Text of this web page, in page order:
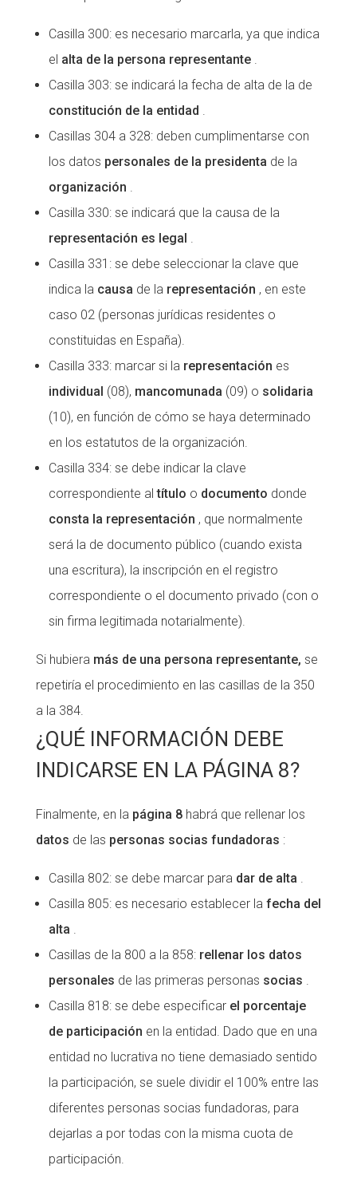
Casilla 300: es necesario marcarla, ya que indica
el alta de la persona representante.
Casilla 303: se indicará la fecha de alta de la de
constitución de la entidad .
Casillas 304 a 328: deben cumplimentarse con
los datos personales de la presidenta de la
organización .
Casilla 330: se indicará que la causa de la
representación es legal .
Casilla 331: se debe seleccionar la clave que
indica la causa de la representación , en este
caso 02 (personas jurídicas residentes o
constituidas en España).
Casilla 333: marcar si la representación es
individual (08), mancomunada (09) o solidaria
(10), en función de cómo se haya determinado
en los estatutos de la organización.
Casilla 334: se debe indicar la clave
correspondiente altítulo o documento donde
consta la representación , que normalmente
será la de documento público (cuando exista
una escritura), la inscripción en el registro
correspondiente o el documento privado (con o
sin firma legitimada notarialmente).
Si hubiera más de una persona representante, se
repetiría el procedimiento en las casillas de la 350
a la 384.
¿QUÉ INFORMACIÓN DEBE
INDICARSE EN LA PÁGINA 8?
Finalmente, en la página 8habrá que rellenar los
datos de las personas socias fundadoras :
Casilla 802: se debe marcar para dar de alta .
Casilla 805: es necesario establecer la fecha del
alta .
Casillas de la 800 a la 858: rellenar los datos
personales de las primeras personas socias .
Casilla 818: se debe especificar el porcentaje
de participación en la entidad. Dado que en una
entidad no lucrativa no tiene demasiado sentido
la participación, se suele dividir el 100% entre las
diferentes personas socias fundadoras, para
dejarlas a por todas con la misma cuota de
participación.